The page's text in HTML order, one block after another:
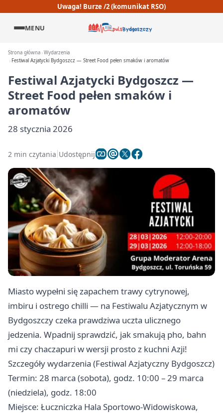
Uwaga! Burze /2 (komunikat RSO)
MENU
Strona główna Wydarzenia
Festiwal Azjatycki Bydgoszcz — Street Food pełen smaków i aromatów
Festiwal Azjatycki Bydgoszcz —
Street Food pełen smaków i
aromatów
28 stycznia 2026
2 min czytania Udostępnij
Miasto wypełni się zapachem trawy cytrynowej,
imbiru i ostrego chilli — na Festiwalu Azjatycznym w
Bydgoszczy czeka prawdziwa uczta ulicznego
jedzenia. Wpadnij sprawdzić, jak smakują pho, bahn
mi czy chaczapuri w wersji prosto z kuchni Azji!
Szczegóły wydarzenia (Festiwal Azjatyczny Bydgoszcz)
Termin: 28 marca (sobota), godz. 10:00 – 29 marca
(niedziela), godz. 18:00
Miejsce: Łuczniczka Hala Sportowo-Widowiskowa,